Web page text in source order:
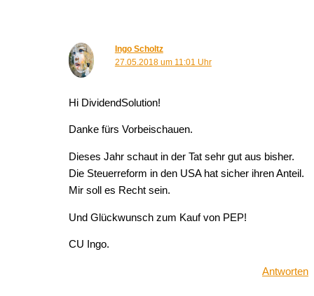
Ingo Scholtz
27.05.2018 um 11:01 Uhr
Hi DividendSolution!
Danke fürs Vorbeischauen.
Dieses Jahr schaut in der Tat sehr gut aus bisher.
Die Steuerreform in den USA hat sicher ihren Anteil.
Mir soll es Recht sein.
Und Glückwunsch zum Kauf von PEP!
CU Ingo.
Antworten